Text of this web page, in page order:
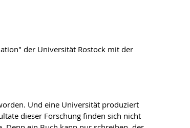
der Universität Rostock mit der
Und eine Universität produziert
dieser Forschung finden sich nicht